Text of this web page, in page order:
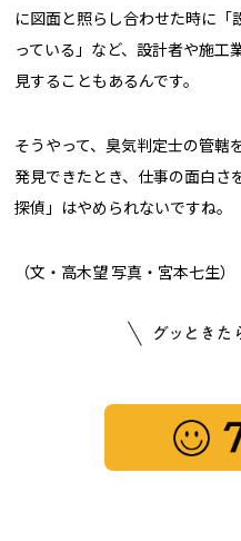
に図面と照らし合わせた時に
っている」など、設計者や施工
見することもあるんです。
そうやって、臭気判定士の管轄
発見できたとき、仕事の面白さ
探偵」はやめられないですね。
（文・高木望 写真・宮本七生）